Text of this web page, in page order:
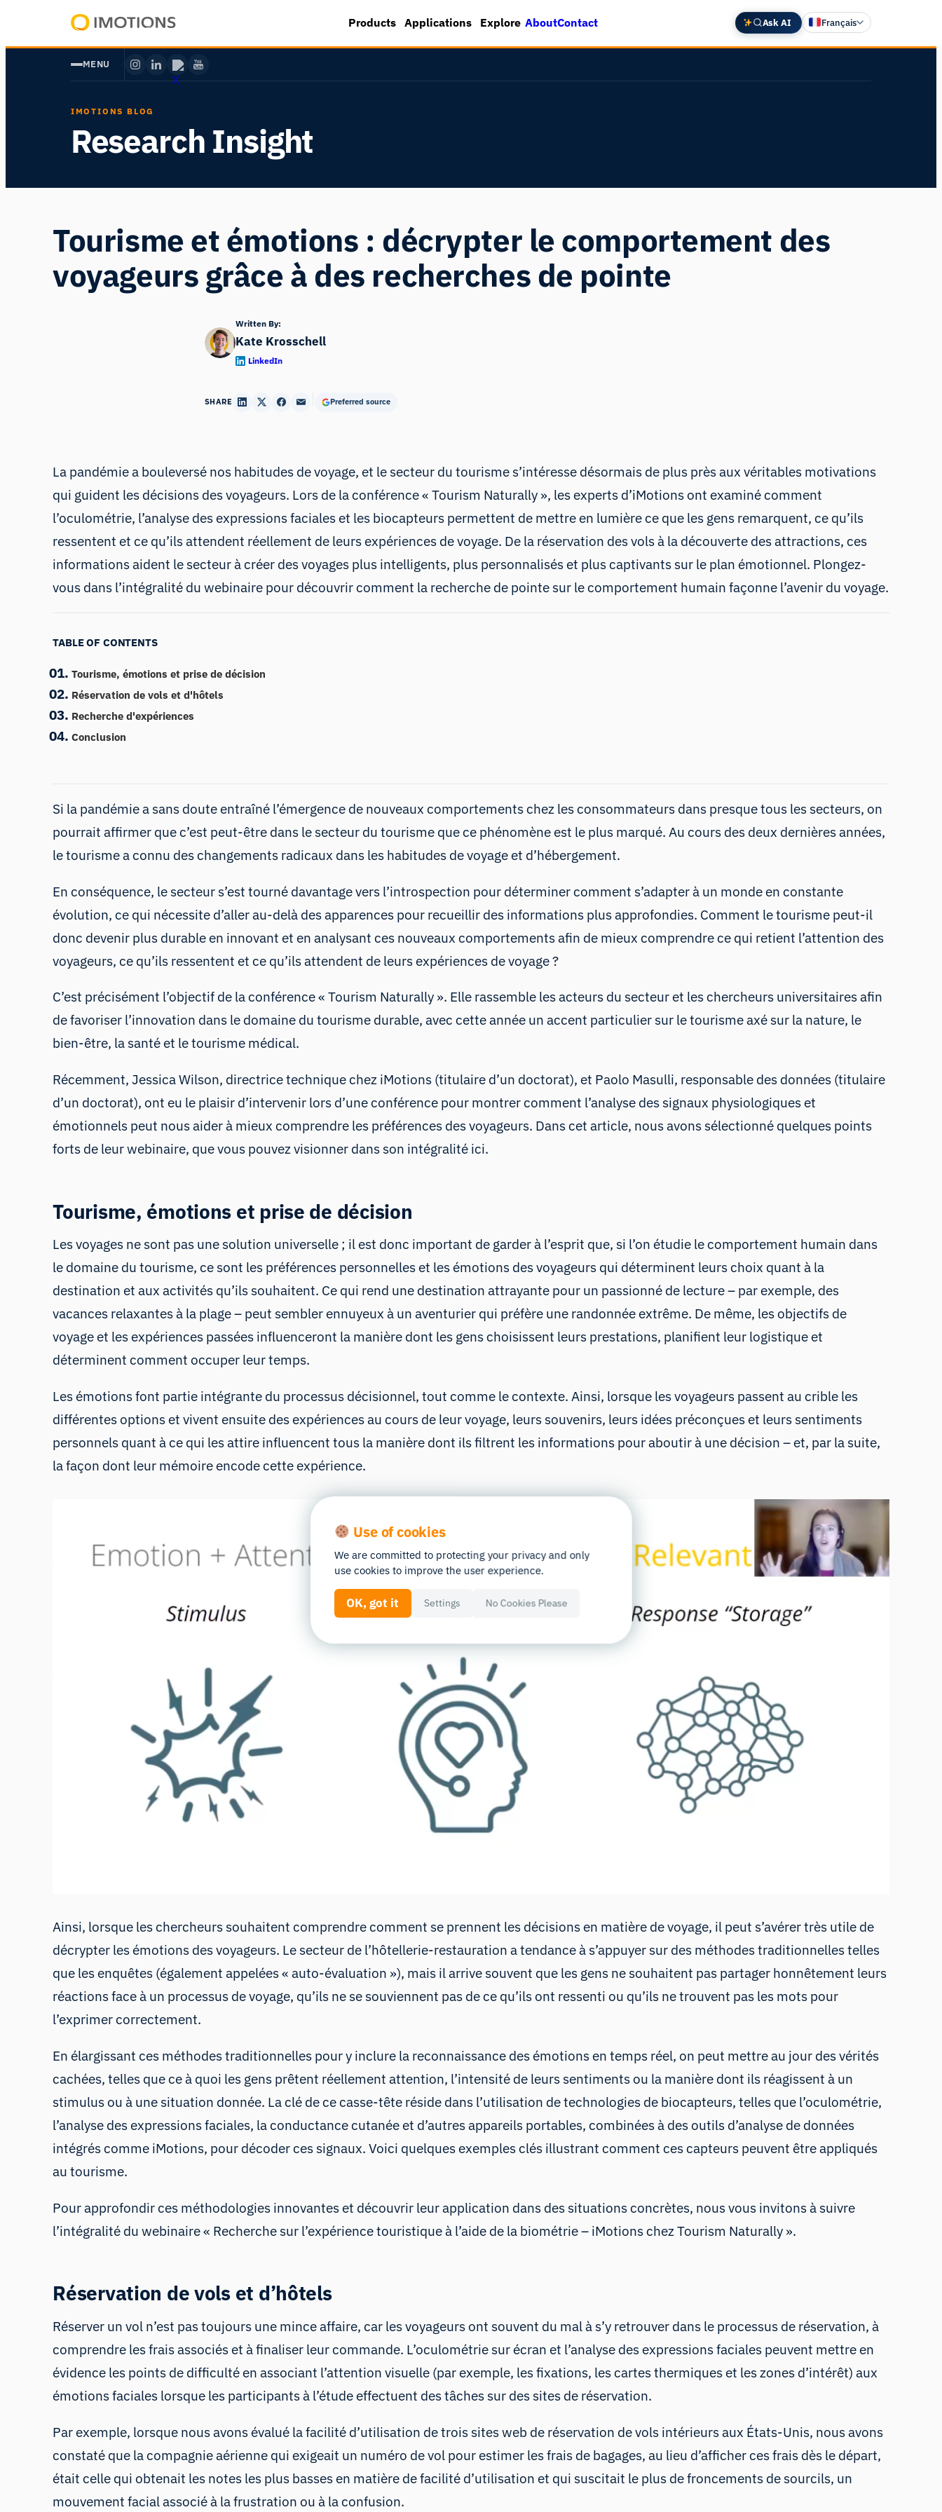
contenu
Human
Products Applications Explore AboutContact Ask AI Français
English
MENU
IMOTIONS BLOG
Research Insight
Tourisme et émotions : décrypter le comportement des
voyageurs grâce à des recherches de pointe
Written By:
Kate Krosschell
LinkedIn
SHARE Preferred source
La pandémie a bouleversé nos habitudes de voyage, et le secteur du tourisme s’intéresse désormais de plus près aux véritables motivations
qui guident les décisions des voyageurs. Lors de la conférence « Tourism Naturally », les experts d’iMotions ont examiné comment
l’oculométrie, l’analyse des expressions faciales et les biocapteurs permettent de mettre en lumière ce que les gens remarquent, ce qu’ils
ressentent et ce qu’ils attendent réellement de leurs expériences de voyage. De la réservation des vols à la découverte des attractions, ces
informations aident le secteur à créer des voyages plus intelligents, plus personnalisés et plus captivants sur le plan émotionnel. Plongez-
vous dans l’intégralité du webinaire pour découvrir comment la recherche de pointe sur le comportement humain façonne l’avenir du voyage.
TABLE OF CONTENTS
Tourisme, émotions et prise de décision
Réservation de vols et d'hôtels
Recherche d'expériences
Conclusion
Si la pandémie a sans doute entraîné l’émergence de nouveaux comportements chez les consommateurs dans presque tous les secteurs, on
pourrait affirmer que c’est peut-être dans le secteur du tourisme que ce phénomène est le plus marqué. Au cours des deux dernières années,
le tourisme a connu des changements radicaux dans les habitudes de voyage et d’hébergement.
En conséquence, le secteur s’est tourné davantage vers l’introspection pour déterminer comment s’adapter à un monde en constante
évolution, ce qui nécessite d’aller au-delà des apparences pour recueillir des informations plus approfondies. Comment le tourisme peut-il
donc devenir plus durable en innovant et en analysant ces nouveaux comportements afin de mieux comprendre ce qui retient l’attention des
voyageurs, ce qu’ils ressentent et ce qu’ils attendent de leurs expériences de voyage ?
C’est précisément l’objectif de la conférence « Tourism Naturally ». Elle rassemble les acteurs du secteur et les chercheurs universitaires afin
de favoriser l’innovation dans le domaine du tourisme durable, avec cette année un accent particulier sur le tourisme axé sur la nature, le
bien-être, la santé et le tourisme médical.
Récemment, Jessica Wilson, directrice technique chez iMotions (titulaire d’un doctorat), et Paolo Masulli, responsable des données (titulaire
d’un doctorat), ont eu le plaisir d’intervenir lors d’une conférence pour montrer comment l’analyse des signaux physiologiques et
émotionnels peut nous aider à mieux comprendre les préférences des voyageurs. Dans cet article, nous avons sélectionné quelques points
forts de leur webinaire, que vous pouvez visionner dans son intégralité ici.
Tourisme, émotions et prise de décision
Les voyages ne sont pas une solution universelle ; il est donc important de garder à l’esprit que, si l’on étudie le comportement humain dans
le domaine du tourisme, ce sont les préférences personnelles et les émotions des voyageurs qui déterminent leurs choix quant à la
destination et aux activités qu’ils souhaitent. Ce qui rend une destination attrayante pour un passionné de lecture – par exemple, des
vacances relaxantes à la plage – peut sembler ennuyeux à un aventurier qui préfère une randonnée extrême. De même, les objectifs de
voyage et les expériences passées influenceront la manière dont les gens choisissent leurs prestations, planifient leur logistique et
déterminent comment occuper leur temps.
Les émotions font partie intégrante du processus décisionnel, tout comme le contexte. Ainsi, lorsque les voyageurs passent au crible les
différentes options et vivent ensuite des expériences au cours de leur voyage, leurs souvenirs, leurs idées préconçues et leurs sentiments
personnels quant à ce qui les attire influencent tous la manière dont ils filtrent les informations pour aboutir à une décision – et, par la suite,
la façon dont leur mémoire encode cette expérience.
Ainsi, lorsque les chercheurs souhaitent comprendre comment se prennent les décisions en matière de voyage, il peut s’avérer très utile de
décrypter les émotions des voyageurs. Le secteur de l’hôtellerie-restauration a tendance à s’appuyer sur des méthodes traditionnelles telles
que les enquêtes (également appelées « auto-évaluation »), mais il arrive souvent que les gens ne souhaitent pas partager honnêtement leurs
réactions face à un processus de voyage, qu’ils ne se souviennent pas de ce qu’ils ont ressenti ou qu’ils ne trouvent pas les mots pour
l’exprimer correctement.
En élargissant ces méthodes traditionnelles pour y inclure la reconnaissance des émotions en temps réel, on peut mettre au jour des vérités
cachées, telles que ce à quoi les gens prêtent réellement attention, l’intensité de leurs sentiments ou la manière dont ils réagissent à un
stimulus ou à une situation donnée. La clé de ce casse-tête réside dans l’utilisation de technologies de biocapteurs, telles que l’oculométrie,
l’analyse des expressions faciales, la conductance cutanée et d’autres appareils portables, combinées à des outils d’analyse de données
intégrés comme iMotions, pour décoder ces signaux. Voici quelques exemples clés illustrant comment ces capteurs peuvent être appliqués
au tourisme.
Pour approfondir ces méthodologies innovantes et découvrir leur application dans des situations concrètes, nous vous invitons à suivre
l’intégralité du webinaire « Recherche sur l’expérience touristiqueà l’aide de la biométrie – iMotions chez Tourism Naturally ».
Réservation de vols et d’hôtels
Réserver un vol n’est pas toujours une mince affaire, car les voyageurs ont souvent du mal à s’y retrouver dans le processus de réservation, à
comprendre les frais associés et à finaliser leur commande. L’oculométrie sur écran et l’analyse des expressions faciales peuvent mettre en
évidence les points de difficulté en associant l’attention visuelle (par exemple, les fixations, les cartes thermiques et les zones d’intérêt) aux
émotions faciales lorsque les participants à l’étude effectuent des tâches sur des sites de réservation.
Par exemple, lorsque nous avons évalué la facilité d’utilisation de trois sites web de réservation de vols intérieurs aux États-Unis, nous avons
constaté que la compagnie aérienne qui exigeait un numéro de vol pour estimer les frais de bagages, au lieu d’afficher ces frais dès le départ,
était celle qui obtenait les notes les plus basses en matière de facilité d’utilisation et qui suscitait le plus de froncements de sourcils, un
mouvement facialassocié à la frustration ou à la confusion.
Use of cookies
We are committed to protecting your privacy and only
use cookies to improve the user experience.
OK, got it Settings No Cookies Please